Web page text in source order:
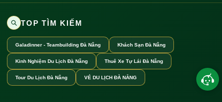
TOP TÌM KIẾM
Galadinner - Teambuilding Đà Nẵng Khách Sạn Đà Nẵng
Kinh Nghiệm Du Lịch Đà Nẵng Thuê Xe Tự Lái Đà Nẵng
Tour Du Lịch Đà Nẵng VÉ DU LỊCH ĐÀ NẴNG